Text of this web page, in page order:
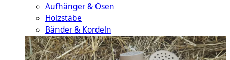
Aufhänger & Ösen
Holzstäbe
Bänder & Kordeln